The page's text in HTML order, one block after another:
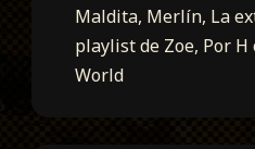
Maldita, Merlín, La
playlist de Zoe, Por
World